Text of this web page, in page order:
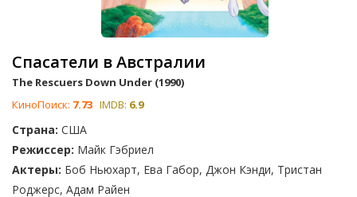
Спасатели в Австралии
The Rescuers Down Under (1990)
КиноПоиск: 7.73 IMDB: 6.9
Страна: США
Режиссер: Майк Гэбриел
Актеры: Боб Ньюхарт, Ева Габор, Джон Кэнди, Тристан
Роджерс, Адам Райен